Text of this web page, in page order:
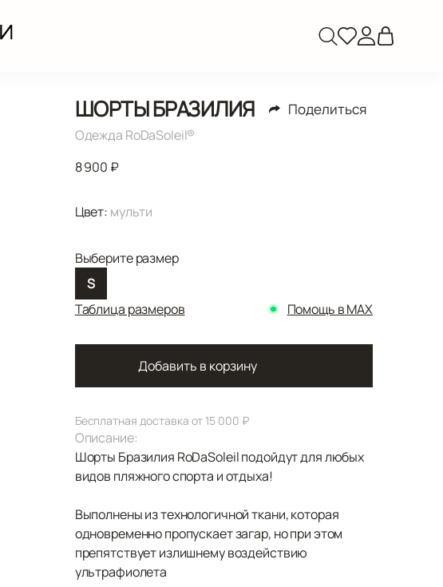
ШОРТЫ БРАЗИЛИЯ Поделиться
Одежда RoDaSoleil®️
8 900 ₽
Цвет: мульти
Выберите размер
S
Таблица размеров
Помощь в MAX
Добавить в корзину
Бесплатная доставка от 15 000 ₽
Описание:
Шорты Бразилия RoDaSoleil подойдут для любых
видов пляжного спорта и отдыха!
Выполнены из технологичной ткани, которая
одновременно пропускает загар, но при этом
препятствует излишнему воздействию
ультрафиолета